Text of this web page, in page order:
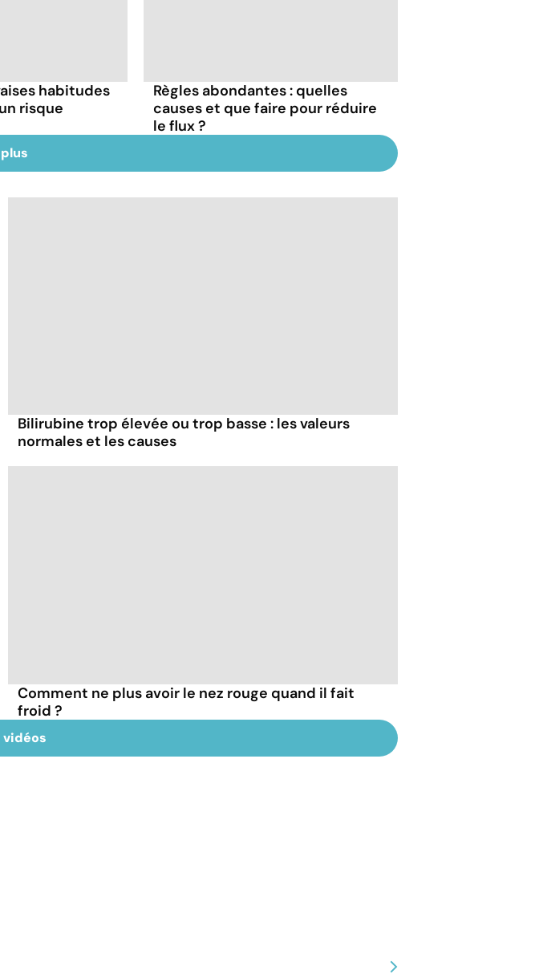
habitudes
risque
Règles abondantes : quelles
causes et que faire pour réduire
le flux ?
Bilirubine trop élevée ou trop basse : les valeurs
normales et les causes
Comment ne plus avoir le nez rouge quand il fait
froid ?
vidéos